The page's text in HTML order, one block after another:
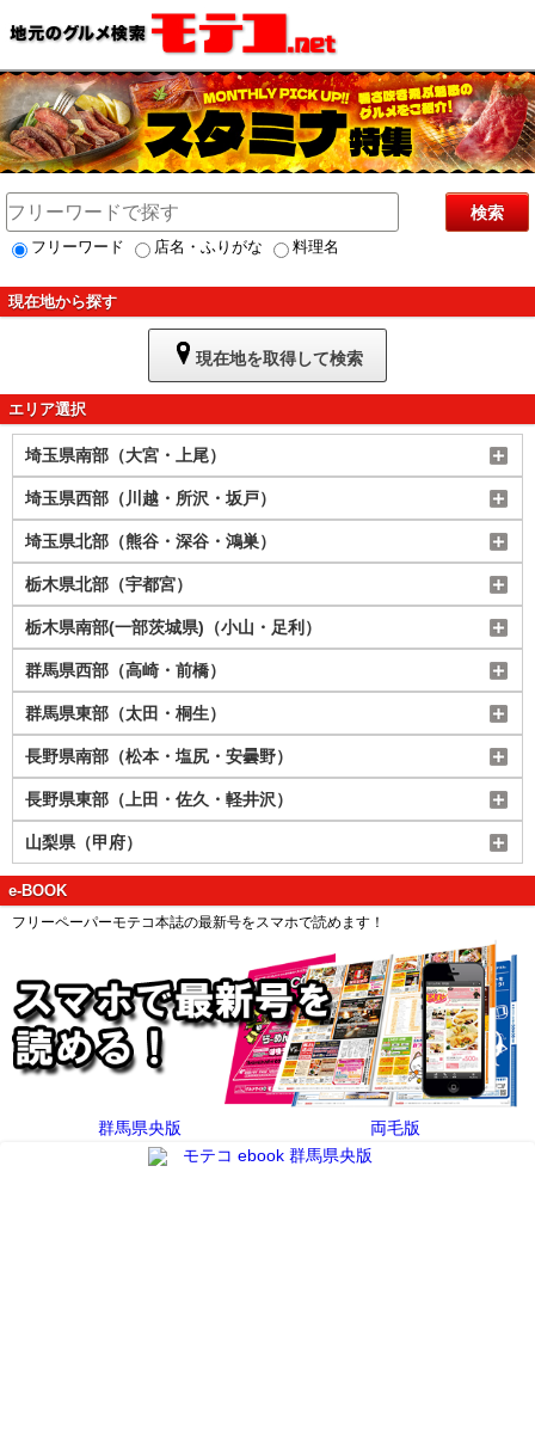
検索
フリーワード 店名・ふりがな 料理名
現在地から探す
現在地を取得して検索
エリア選択
埼玉県南部（大宮・上尾）
埼玉県西部（川越・所沢・坂戸）
埼玉県北部（熊谷・深谷・鴻巣）
栃木県北部（宇都宮）
栃木県南部(一部茨城県)（小山・足利）
群馬県西部（高崎・前橋）
群馬県東部（太田・桐生）
長野県南部（松本・塩尻・安曇野）
長野県東部（上田・佐久・軽井沢）
山梨県（甲府）
e-BOOK
フリーペーパーモテコ本誌の最新号をスマホで読めます！
群馬県央版 両毛版